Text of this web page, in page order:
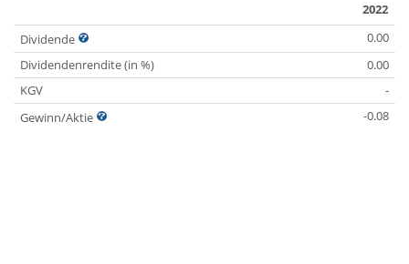
2022
Dividende
0.00
Dividendenrendite (in %)
0.00
KGV
-
Gewinn/Aktie
-0.08